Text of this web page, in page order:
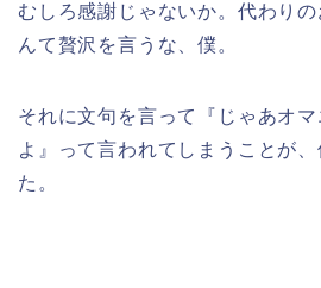
むしろ感謝じゃないか。代わり
んて贅沢を言うな、僕。
それに文句を言って『じゃあオ
よ』って言われてしまうことが
た。